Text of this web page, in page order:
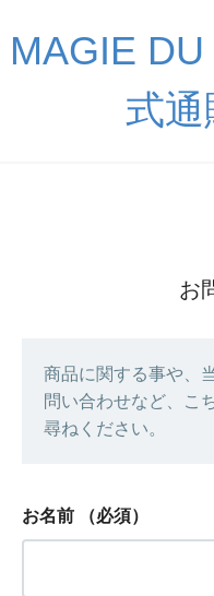
MAGIE
式通
お
商品に関する事や、
問い合わせなど、こ
尋ねください。
お名前 （必須）